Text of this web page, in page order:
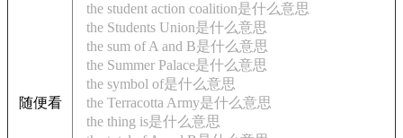
随便看
the student action coalition是什么意思
the Students Union是什么意思
the sum of A and B是什么意思
the Summer Palace是什么意思
the symbol of是什么意思
the Terracotta Army是什么意思
the thing is是什么意思